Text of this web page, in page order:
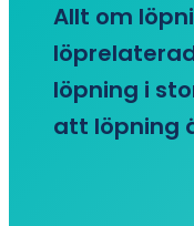
Allt om
löpning i
att löpning